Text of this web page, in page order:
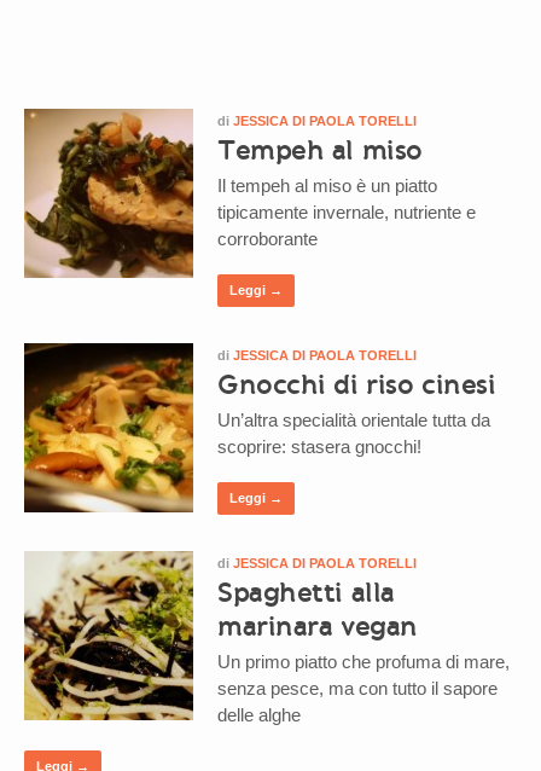
di JESSICA DI PAOLA TORELLI
Tempeh al miso
Il tempeh al miso è un piatto
tipicamente invernale, nutriente e
corroborante
Leggi →
di JESSICA DI PAOLA TORELLI
Gnocchi di riso cinesi
Un’altra specialità orientale tutta da
scoprire: stasera gnocchi!
Leggi →
di JESSICA DI PAOLA TORELLI
Spaghetti alla
marinara vegan
Un primo piatto che profuma di mare,
senza pesce, ma con tutto il sapore
delle alghe
Leggi →